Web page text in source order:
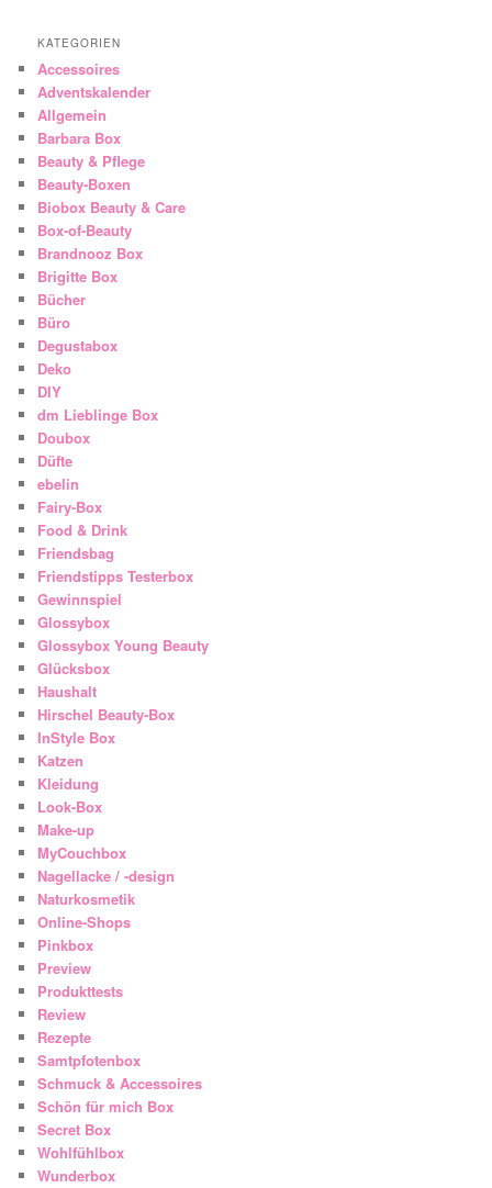
KATEGORIEN
Accessoires
Adventskalender
Allgemein
Barbara Box
Beauty & Pflege
Beauty-Boxen
Biobox Beauty & Care
Box-of-Beauty
Brandnooz Box
Brigitte Box
Bücher
Büro
Degustabox
Deko
DIY
dm Lieblinge Box
Doubox
Düfte
ebelin
Fairy-Box
Food & Drink
Friendsbag
Friendstipps Testerbox
Gewinnspiel
Glossybox
Glossybox Young Beauty
Glücksbox
Haushalt
Hirschel Beauty-Box
InStyle Box
Katzen
Kleidung
Look-Box
Make-up
MyCouchbox
Nagellacke / -design
Naturkosmetik
Online-Shops
Pinkbox
Preview
Produkttests
Review
Rezepte
Samtpfotenbox
Schmuck & Accessoires
Schön für mich Box
Secret Box
Wohlfühlbox
Wunderbox